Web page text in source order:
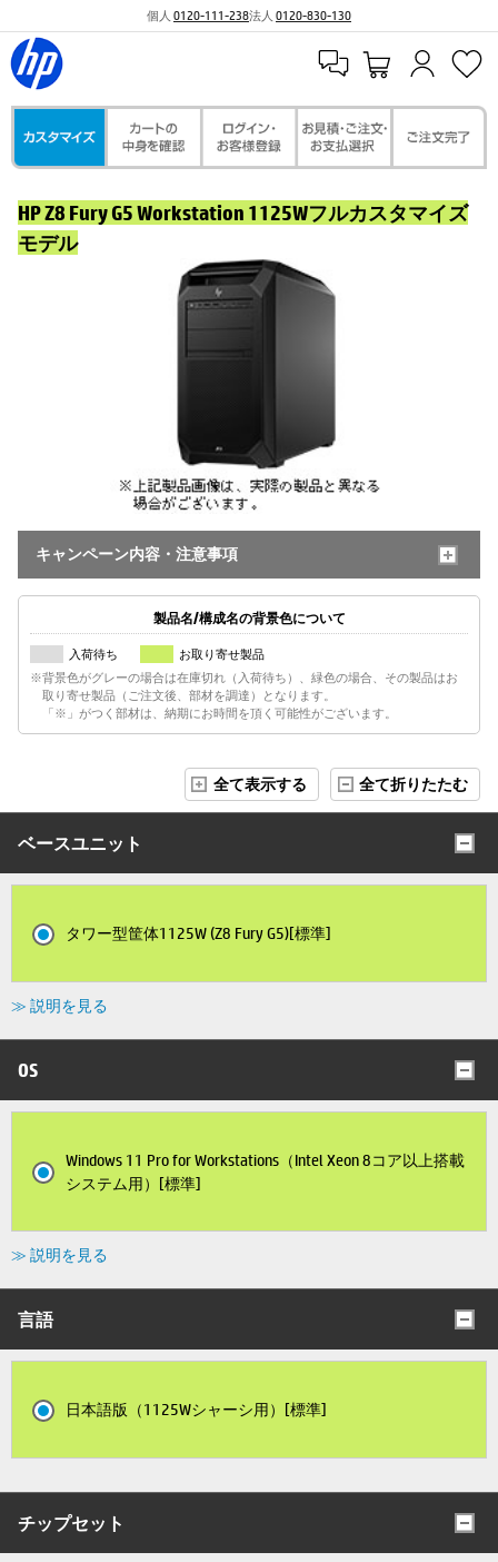
個人 0120-111-238法人 0120-830-130
HP Z8 Fury G5 Workstation 1125Wフルカスタマイズ
モデル
キャンペーン内容・注意事項
製品名/構成名の背景色について
入荷待ち
お取り寄せ製品
※背景色がグレーの場合は在庫切れ（入荷待ち）、緑色の場合、その製品はお
取り寄せ製品（ご注文後、部材を調達）となります。
「※」がつく部材は、納期にお時間を頂く可能性がございます。
全て表示する 全て折りたたむ
ベースユニット
タワー型筐体1125W (Z8 Fury G5)[標準]
≫ 説明を見る
OS
Windows 11 Pro for Workstations（Intel Xeon 8コア以上搭載
システム用）[標準]
≫ 説明を見る
言語
日本語版（1125Wシャーシ用）[標準]
チップセット